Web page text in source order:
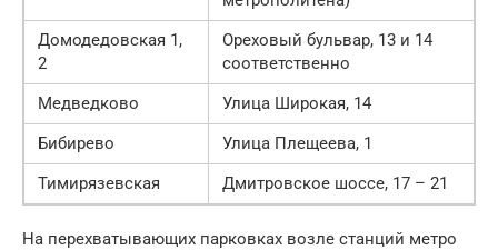
Домодедовская 1,
2
Ореховый бульвар, 13 и 14
соответственно
Медведково
Улица Широкая, 14
Бибирево
Улица Плещеева, 1
Тимирязевская
Дмитровское шоссе, 17 – 21
На перехватывающих парковках возле станций метро